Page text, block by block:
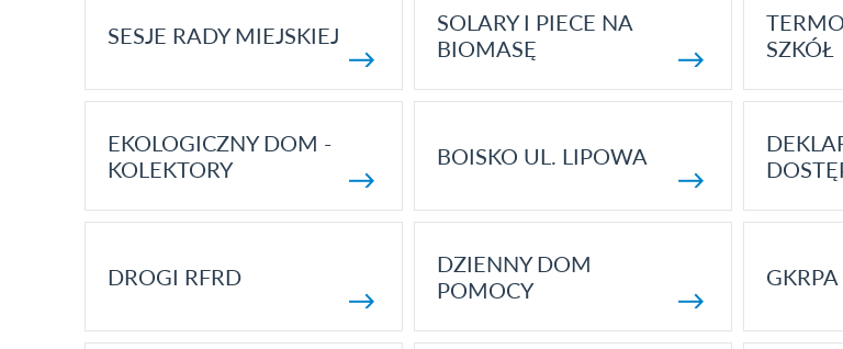
SESJE RADY MIEJSKIEJ
SOLARY I PIECE NA
BIOMASĘ
SZKÓŁ
EKOLOGICZNY DOM -
KOLEKTORY
BOISKO UL. LIPOWA
DROGI RFRD
DZIENNY DOM
POMOCY
GKRPA